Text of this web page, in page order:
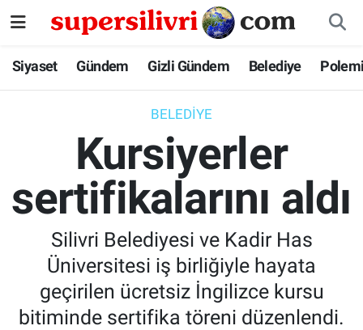
Siyaset Gündem Gizli Gündem Belediye
BELEDIYE
Kursiyerler
sertifikalarını aldı
Silivri Belediyesi ve Kadir Has
Üniversitesi iş birliğiyle hayata
geçirilen ücretsiz İngilizce kursu
bitiminde sertifika töreni düzenlendi.
Siyaset
Gizli Gündem
Belediye
İstanbul Nöbetçi Eczaneler
İstanbul Namaz Vakitleri
İstanbul Trafik Yoğunluk Haritası
Tüm Manşetler
Son Dakika Haberleri